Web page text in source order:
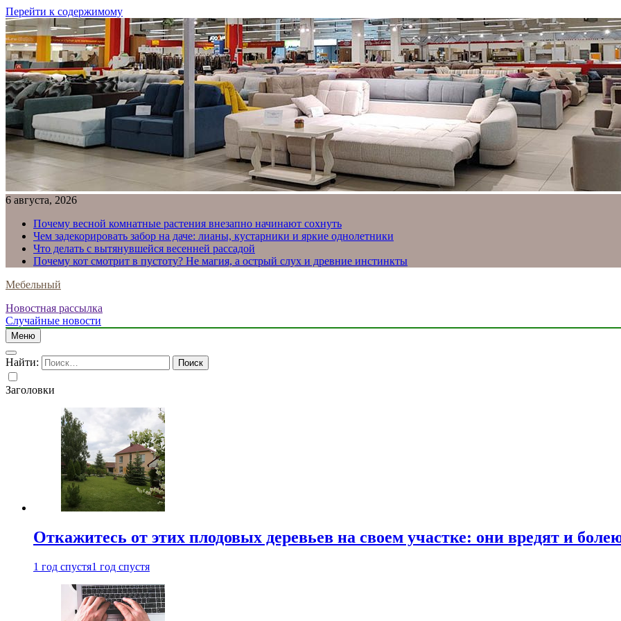
Перейти к содержимому
6 августа, 2026
Почему весной комнатные растения внезапно начинают сохнуть
Чем задекорировать забор на даче: лианы, кустарники и яркие однолетники
Что делать с вытянувшейся весенней рассадой
Почему кот смотрит в пустоту? Не магия, а острый слух и древние инстинкты
Мебельный
Новостная рассылка
Случайные новости
Меню
Найти:
Заголовки
Откажитесь от этих плодовых деревьев на своем участке: они вредят и
1 год спустя1 год спустя